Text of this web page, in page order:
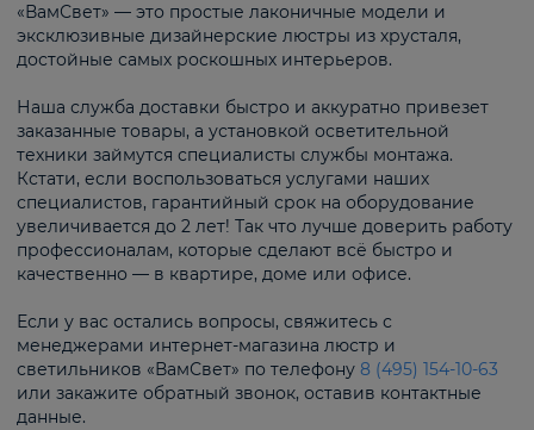
«ВамСвет» — это простые лаконичные модели и
эксклюзивные дизайнерские люстры из хрусталя,
достойные самых роскошных интерьеров.
Наша служба доставки быстро и аккуратно привезет
заказанные товары, а установкой осветительной
техники займутся специалисты службы монтажа.
Кстати, если воспользоваться услугами наших
специалистов, гарантийный срок на оборудование
увеличивается до 2 лет! Так что лучше доверить работу
профессионалам, которые сделают всё быстро и
качественно — в квартире, доме или офисе.
Если у вас остались вопросы, свяжитесь с
менеджерами интернет-магазина люстр и
светильников «ВамСвет» по телефону 8 (495) 154-10-63
или закажите обратный звонок, оставив контактные
данные.